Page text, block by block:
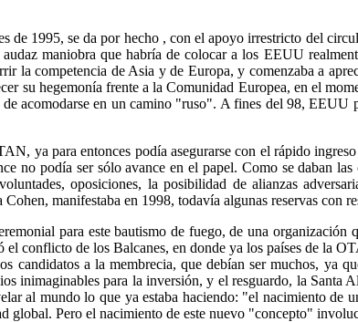
de 1995, se da por hecho , con el apoyo irrestricto del
maniobra que habría de colocar a los EEUU
la competencia de Asia y de Europa, y comenzaba a
su hegemonía frente a la Comunidad Europea, en el
acomodarse en un camino "ruso". A fines del 98,
ya para entonces podía asegurarse con el rápido
no podía ser sólo avance en el papel. Como se daban
oposiciones, la posibilidad de alianzas
Cohen, manifestaba en 1998, todavía algunas reservas con
para este bautismo de fuego, de una
conflicto de los Balcanes, en donde ya los países de la
candidatos a la membrecia, que debían ser muchos, ya
inimaginables para la inversión, y el resguardo, la Santa
al mundo lo que ya estaba haciendo: "el nacimiento de
global. Pero el nacimiento de este nuevo "concepto"